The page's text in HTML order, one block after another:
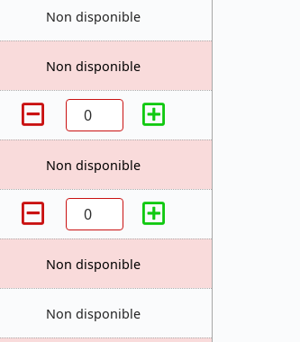
Non disponible
Non disponible
Non disponible
Non disponible
Non disponible